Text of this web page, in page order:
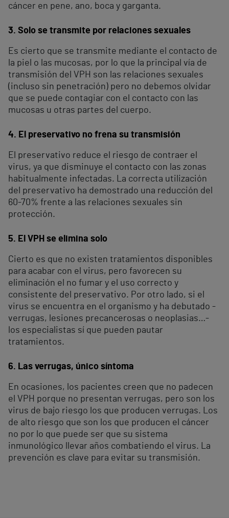
cáncer en pene, ano, boca y garganta.
3. Solo se transmite por relaciones sexuales
Es cierto que se transmite mediante el contacto de
la piel o las mucosas, por lo que la principal vía de
transmisión del VPH son las relaciones sexuales
(incluso sin penetración) pero no debemos olvidar
que se puede contagiar con el contacto con las
mucosas u otras partes del cuerpo.
4. El preservativo no frena su transmisión
El preservativo reduce el riesgo de contraer el
virus, ya que disminuye el contacto con las zonas
habitualmente infectadas. La correcta utilización
del preservativo ha demostrado una reducción del
60-70% frente a las relaciones sexuales sin
protección.
5. El VPH se elimina solo
Cierto es que no existen tratamientos disponibles
para acabar con el virus, pero favorecen su
eliminación el no fumar y el uso correcto y
consistente del preservativo. Por otro lado, si el
virus se encuentra en el organismo y ha debutado -
verrugas, lesiones precancerosas o neoplasias…-
los especialistas sí que pueden pautar
tratamientos.
6. Las verrugas, único síntoma
En ocasiones, los pacientes creen que no padecen
el VPH porque no presentan verrugas, pero son los
virus de bajo riesgo los que producen verrugas. Los
de alto riesgo que son los que producen el cáncer
no por lo que puede ser que su sistema
inmunológico llevar años combatiendo el virus. La
prevención es clave para evitar su transmisión.